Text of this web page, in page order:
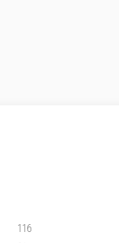
116